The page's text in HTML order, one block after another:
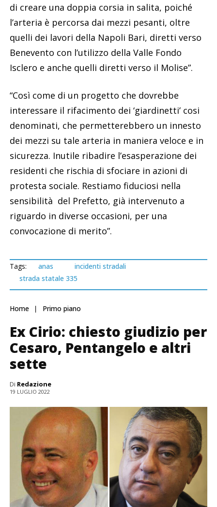
di creare una doppia corsia in salita, poiché
l’arteria è percorsa dai mezzi pesanti, oltre
quelli dei lavori della Napoli Bari, diretti verso
Benevento con l’utilizzo della Valle Fondo
Isclero e anche quelli diretti verso il Molise”.
“Così come di un progetto che dovrebbe
interessare il rifacimento dei ‘giardinetti’ cosi
denominati, che permetterebbero un innesto
dei mezzi su tale arteria in maniera veloce e in
sicurezza. Inutile ribadire l’esasperazione dei
residenti che rischia di sfociare in azioni di
protesta sociale. Restiamo fiduciosi nella
sensibilità del Prefetto, già intervenuto a
riguardo in diverse occasioni, per una
convocazione di merito”.
Tags: anas
incidenti stradali
strada statale 335
Home Primo piano
Ex Cirio: chiesto giudizio per
Cesaro, Pentangelo e altri
sette
Di Redazione
19 LUGLIO 2022